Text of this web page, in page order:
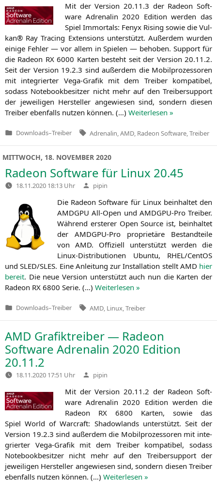
Mit der Ver­si­on 20.11.3 der Rade­on Soft­
ware Adre­na­lin 2020 Edi­ti­on wer­den das
Spiel Immor­tals: Fenyx Rising sowie die Vul­
kan® Ray Tra­cing Exten­si­ons unter­stützt. Außer­dem wur­den
eini­ge Feh­ler — vor allem in Spie­len — beho­ben. Sup­port für
die Rade­on RX6000 Kar­ten besteht seit der Ver­si­on 20.11.2.
Seit der Ver­si­on 19.2.3 sind außer­dem die Mobil­pro­zes­so­ren
mit inte­grier­ter Vega-Gra­fik mit dem Trei­ber kom­pa­ti­bel,
sodass Note­book­be­sit­zer nicht mehr auf den Trei­ber­sup­port
der jewei­li­gen Her­stel­ler ange­wie­sen sind, son­dern die­sen
Trei­ber eben­falls nut­zen kön­nen. (…) Wei­ter­le­sen »
Veröffentlicht
Downloads–Treiber Tags:
Adrenalin AMD Radeon Software Treiber
MITTWOCH, 18. NOVEMBER 2020
Radeon Software für Linux 20.45
18.11.2020 18:13 Uhr Verfasst
von
pipin
Die Rade­on Soft­ware für Linux beinhal­tet den
AMDGPU All-Open und AMDG­PU-Pro Trei­ber.
Wäh­rend ers­te­rer Open Source ist, beinhal­tet
der AMDG­PU-Pro pro­prie­tä­re Bestand­tei­le
von AMD. Offi­zi­ell unter­stützt wer­den die
Linux-Dis­tri­bu­tio­nen Ubun­tu, RHEL/CentOS
undSLED/SLES. Eine Anlei­tung zur Instal­la­ti­on stellt AMD hier
bereit. Die neue Ver­si­on unter­stützt auch nun die Kar­ten der
Rade­on RX 6800 Serie. (…) Wei­ter­le­sen »
Veröffentlicht
Downloads–Treiber Tags:
AMD Linux Treiber
AMD Grafiktreiber — Radeon
Software Adrenalin 2020 Edition
20.11.2
18.11.2020 17:51 Uhr Verfasst
von
pipin
Mit der Ver­si­on 20.11.2 der Rade­on Soft­
ware Adre­na­lin 2020 Edi­ti­on wer­den die
Rade­on RX 6800 Kar­ten, sowie das
Spiel World of War­craft: Shadow­lands unter­stützt. Seit der
Ver­si­on 19.2.3 sind außer­dem die Mobil­pro­zes­so­ren mit inte­
grier­ter Vega-Gra­fik mit dem Trei­ber kom­pa­ti­bel, sodass
Note­book­be­sit­zer nicht mehr auf den Trei­ber­sup­port der
jewei­li­gen Her­stel­ler ange­wie­sen sind, son­dern die­sen Trei­ber
eben­falls nut­zen kön­nen. (…) Wei­ter­le­sen »